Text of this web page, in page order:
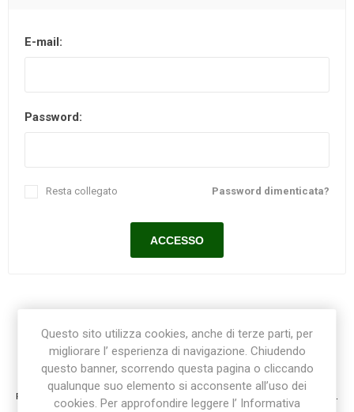
E-mail:
Password:
Password dimenticata?
Resta collegato
Registrazione / Login
Registrati e accedi al sito per ottenere l'esperienza migliore e ottenere tutti i vantaggi.
Questo sito utilizza cookies, anche di terze parti, per
migliorare l’ esperienza di navigazione. Chiudendo
questo banner, scorrendo questa pagina o cliccando
qualunque suo elemento si acconsente all’uso dei
cookies. Per approfondire leggere l’ Informativa